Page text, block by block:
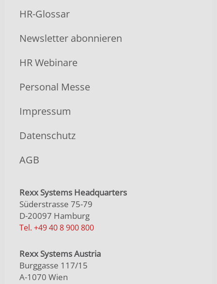
HR-Glossar
Newsletter abonnieren
HR Webinare
Personal Messe
Impressum
Datenschutz
AGB
Rexx Systems Headquarters
Süderstrasse 75-79
D-20097 Hamburg
Tel. +49 40 8 900 800
Rexx Systems Austria
Burggasse 117/15
A-1070 Wien